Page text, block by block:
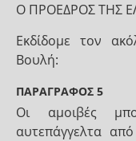
Ο ΠΡΟΕΔΡΟΣ ΤΗΣ
Εκδίδομε τον
Βουλή:
ΠΑΡΑΓΡΑΦΟΣ 5
Οι αμοιβές
αυτεπάγγελτα